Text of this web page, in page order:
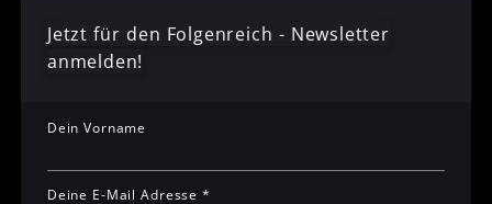
Jetzt für den Folgenreich - Newsletter
anmelden!
Dein Vorname
Deine E-Mail Adresse *